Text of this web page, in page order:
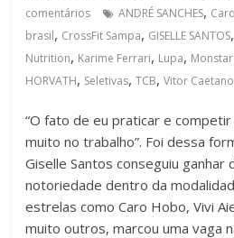
comentários
ANDRÉ SANCHES,
brasil, CrossFit Sampa, GISELLE SANTOS,
Nutrition, Karime Ferrari, Lupa,
HORVATH, Seletivas,TCB,Vitor Caetano
“O fato de eu praticar e
muito no trabalho”. Foi dessa
Giselle Santos conseguiu ganhar
notoriedade dentro da
estrelas como Caro Hobo, Vivi
muito outros, marcou uma vaga